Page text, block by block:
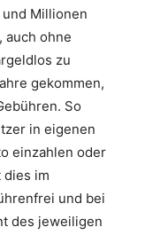
Millionen
auch ohne
zu
gekommen,
So
in eigenen
einzahlen oder
dies im
und bei
des jeweiligen